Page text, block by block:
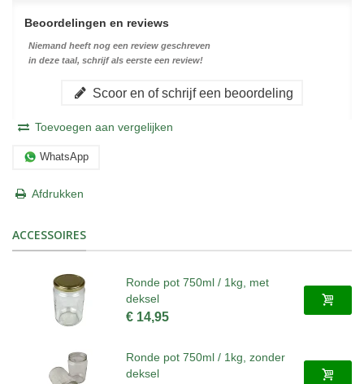
Beoordelingen en reviews
Niemand heeft nog een review geschreven
in deze taal, schrijf als eerste een review!
Scoor en of schrijf een beoordeling
Toevoegen aan vergelijken
WhatsApp
Afdrukken
ACCESSOIRES
Ronde pot 750ml / 1kg, met
deksel
€ 14,95
Ronde pot 750ml / 1kg, zonder
deksel